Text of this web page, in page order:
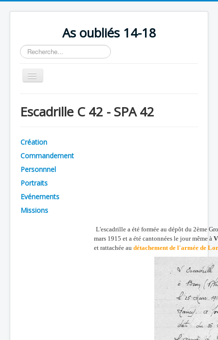
As oubliés 14-18
Rechercher
Basculer
la
Chronologie
Avions
Personnels
Formation
Doctrines
Escadrille C 42 - SPA 42
Création
Commandement
Personnnel
Portraits
Evénements
Missions
L'escadrille a été formée au dépôt du 2ème
mars 1915 et a été cantonnées le jour même à
et rattachée au détachement de l'armée de